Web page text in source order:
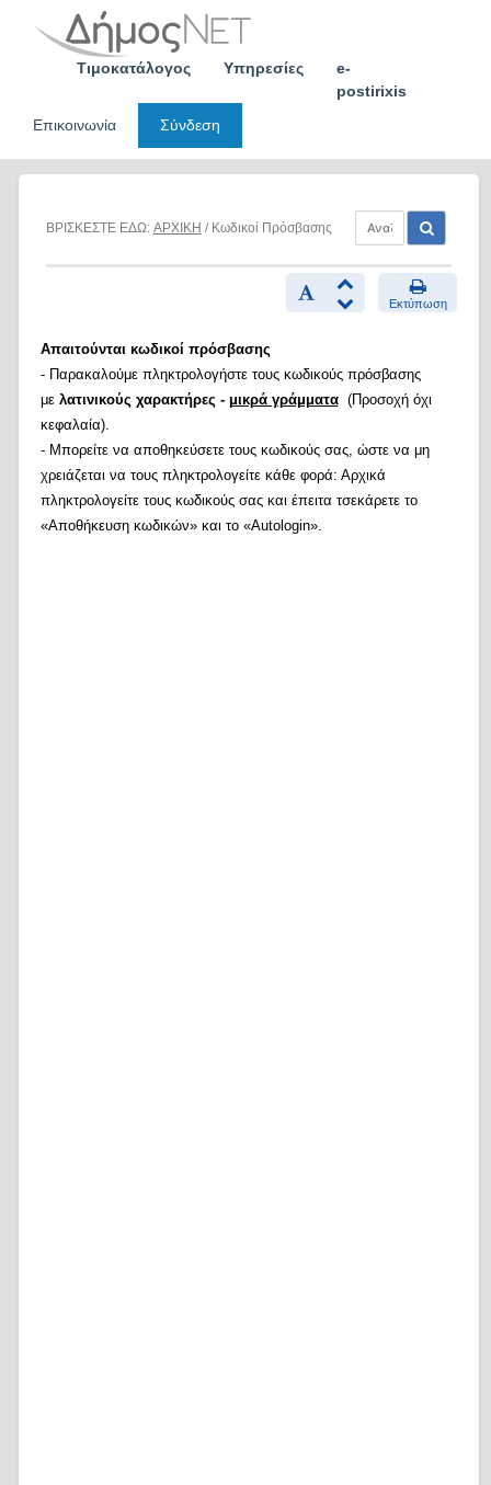
Τιμοκατάλογος Υπηρεσίες
e-
postirixis
Επικοινωνία
Σύνδεση
ΒΡΙΣΚΕΣΤΕ ΕΔΩ: ΑΡΧΙΚΗ / Κωδικοί Πρόσβασης
Εκτύπωση
Απαιτούνται κωδικοί πρόσβασης
- Παρακαλούμε πληκτρολογήστε τους κωδικούς πρόσβασης
με λατινικούς χαρακτήρες - μικρά γράμματα(Προσοχή όχι
κεφαλαία).
- Μπορείτε να αποθηκεύσετε τους κωδικούς σας, ώστε να μη
χρειάζεται να τους πληκτρολογείτε κάθε φορά: Αρχικά
πληκτρολογείτε τους κωδικούς σας και έπειτα τσεκάρετε το
«Αποθήκευση κωδικών» και το «Autologin».